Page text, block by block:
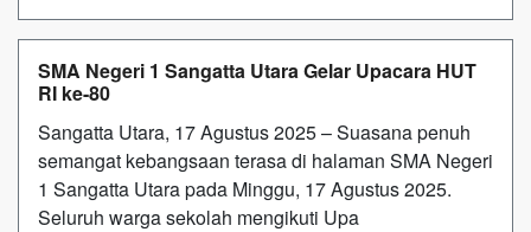
SMA Negeri 1 Sangatta Utara Gelar Upacara HUT
RI ke-80
Sangatta Utara, 17 Agustus 2025 – Suasana penuh
semangat kebangsaan terasa di halaman SMA Negeri
1 Sangatta Utara pada Minggu, 17 Agustus 2025.
Seluruh warga sekolah mengikuti Upa